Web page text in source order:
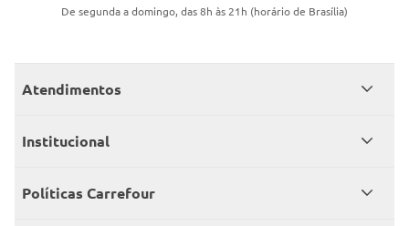
De segunda a domingo, das 8h às 21h (horário de Brasília)
Atendimentos
Meus pedidos
Institucional
Grupo Carrefour Brasil
Políticas Carrefour